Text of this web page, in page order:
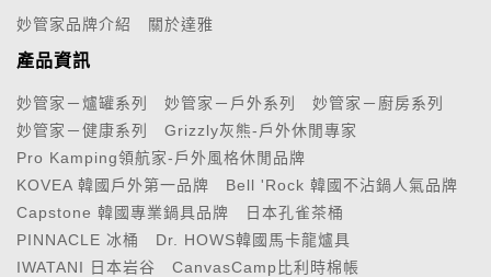
妙管家品牌介紹 關於達雅
產品資訊
妙管家－爐罐系列 妙管家－戶外系列
妙管家－廚房系列
妙管家－健康系列
Grizzly灰熊-戶外休閒專家
Pro Kamping領航家-戶外風格休閒品牌
KOVEA 韓國戶外第一品牌
Bell 'Rock 韓國不沾鍋人氣品牌
Capstone 韓國專業鍋具品牌
日本孔雀茶桶
PINNACLE 冰桶
Dr. HOWS韓國馬卡龍爐具
IWATANI 日本岩谷
CanvasCamp比利時棉帳